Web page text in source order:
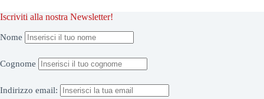
Iscriviti alla nostra Newsletter!
Nome
Cognome
Indirizzo email: